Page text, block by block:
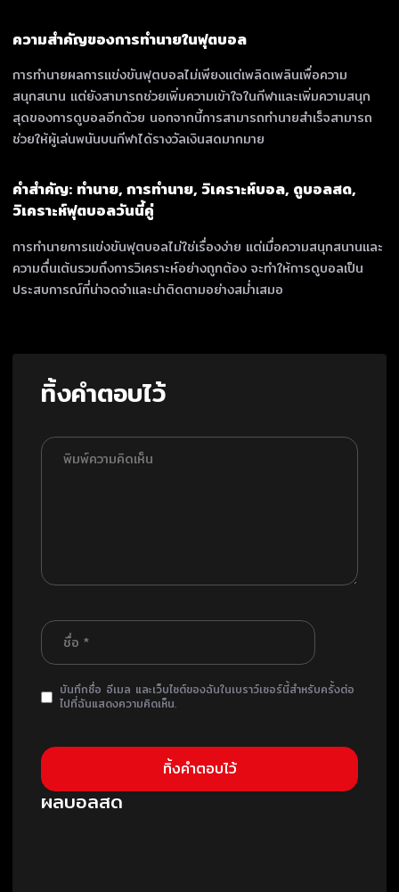
ความสำคัญของการทำนายในฟุตบอล
การทำนายผลการแข่งขันฟุตบอลไม่เพียงแต่เพลิดเพลินเพื่อความ
สนุกสนาน แต่ยังสามารถช่วยเพิ่มความเข้าใจในกีฬาและเพิ่มความสนุก
สุดของการดูบอลอีกด้วย นอกจากนี้การสามารถทำนายสำเร็จสามารถ
ช่วยให้ผู้เล่นพนันบนกีฬาได้รางวัลเงินสดมากมาย
คำสำคัญ: ทำนาย, การทำนาย, วิเคราะห์บอล, ดูบอลสด,
วิเคราะห์ฟุตบอลวันนี้คู่
การทำนายการแข่งขันฟุตบอลไม่ใช่เรื่องง่าย แต่เมื่อความสนุกสนานและ
ความตื่นเต้นรวมถึงการวิเคราะห์อย่างถูกต้อง จะทำให้การดูบอลเป็น
ประสบการณ์ที่น่าจดจำและน่าติดตามอย่างสม่ำเสมอ
ทิ้งคำตอบไว้
บันทึกชื่อ อีเมล และเว็บไซต์ของฉันในเบราว์เซอร์นี้สำหรับครั้งต่อ
ไปที่ฉันแสดงความคิดเห็น.
ผลบอลสด